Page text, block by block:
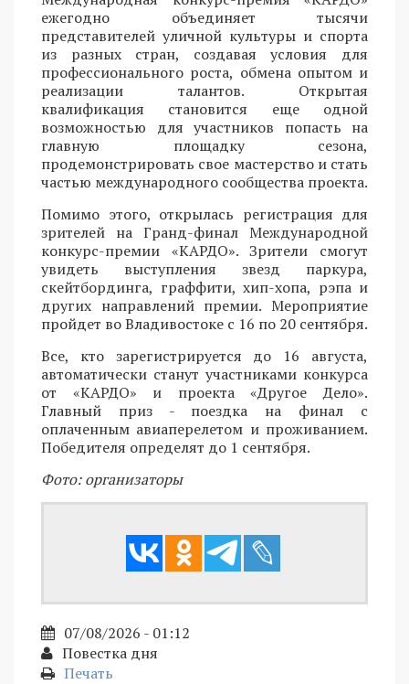
ежегодно объединяет тысячи
представителей уличной культуры и спорта
из разных стран, создавая условия для
профессионального роста, обмена опытом и
реализации талантов. Открытая
квалификация становится еще одной
возможностью для участников попасть на
главную площадку сезона,
продемонстрировать свое мастерство и стать
частью международного сообщества проекта.
Помимо этого, открылась регистрация для
зрителей на Гранд-финал Международной
конкурс-премии «КАРДО». Зрители смогут
увидеть выступления звезд паркура,
скейтбординга, граффити, хип-хопа, рэпа и
других направлений премии. Мероприятие
пройдет во Владивостоке с 16 по 20 сентября.
Все, кто зарегистрируется до 16 августа,
автоматически станут участниками конкурса
от «КАРДО» и проекта «Другое Дело».
Главный приз - поездка на финал с
оплаченным авиаперелетом и проживанием.
Победителя определят до 1 сентября.
Фото: организаторы
07/08/2026 - 01:12
Повестка дня
Печать